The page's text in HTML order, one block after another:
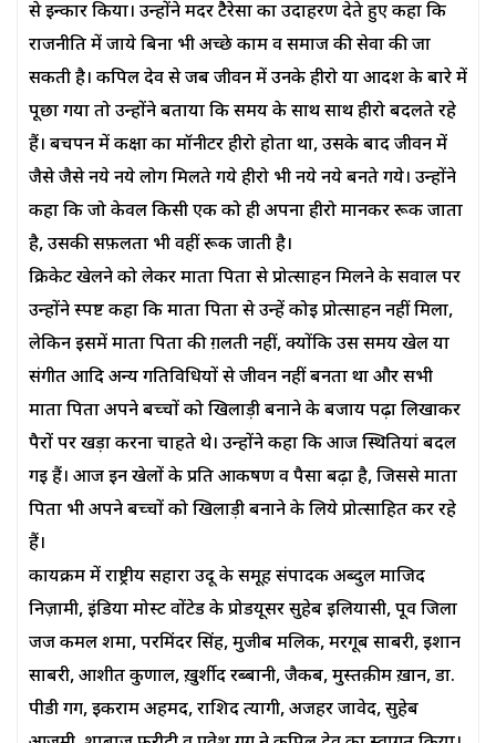
से इन्कार किया। उन्होंने मदर टेैरेसा का उदाहरण देते हुए कहा कि
राजनीति में जाये बिना भी अच्छे काम व समाज की सेवा की जा
सकती है। कपिल देव से जब जीवन में उनके हीरो या आदर्श के बारे में
पूछा गया तो उन्होंने बताया कि समय के साथ साथ हीरो बदलते रहे
हैं। बचपन में कक्षा का मॉनीटर हीरो होता था, उसके बाद जीवन में
जैसे जैसे नये नये लोग मिलते गये हीरो भी नये नये बनते गये। उन्होंने
कहा कि जो केवल किसी एक को ही अपना हीरो मानकर रूक जाता
है, उसकी सफ़लता भी वहीं रूक जाती है।
क्रिकेट खेलने को लेकर माता पिता से प्रोत्साहन मिलने के सवाल पर
उन्होंने स्पष्ट कहा कि माता पिता से उन्हें कोई प्रोत्साहन नहीं मिला,
लेकिन इसमें माता पिता की ग़लती नहीं, क्योंकि उस समय खेल या
संगीत आदि अन्य गतिविधियों से जीवन नहीं बनता था और सभी
माता पिता अपने बच्चों को खिलाड़ी बनाने के बजाय पढ़ा लिखाकर
पैरों पर खड़ा करना चाहते थे। उन्होंने कहा कि आज स्थितियां बदल
गई हैं। आज इन खेलों के प्रति आकर्षण व पैसा बढ़ा है, जिससे माता
पिता भी अपने बच्चों को खिलाड़ी बनाने के लिये प्रोत्साहित कर रहे
हैं।
कार्यक्रम में राष्ट्रीय सहारा उर्दू के समूह संपादक अब्दुल माजिद
निज़ामी, इंडिया मोस्ट वोंटेड के प्रोडयूसर सुहेब इलियासी, पूर्व जिला
जज कमल शर्मा, परमिंदर सिंह, मुजीब मलिक, मरगूब साबरी, इशान
साबरी, आशीत कुणाल, ख़ुर्शीद रब्बानी, जैकब, मुस्तक़ीम ख़ान, डा.
पीडी गर्ग, इकराम अहमद, राशिद त्यागी, अजहर जावेद, सुहेब